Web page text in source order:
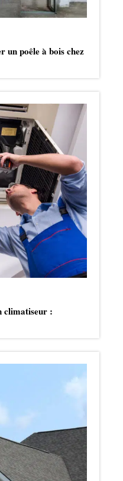
un poêle à bois chez
climatiseur :